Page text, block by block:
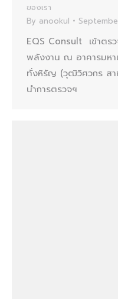
ของเรา
By anookul
EQS Consult เข้าตร
พลังงาน ณ อาคารมห
ทั่งหิรัญ (วุฒิวิศวกร สา
นำการตรวจฯ